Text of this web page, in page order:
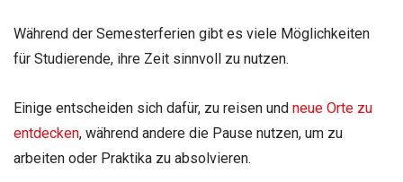
Während der Semesterferien gibt es viele Möglichkeiten
für Studierende, ihre Zeit sinnvoll zu nutzen.
Einige entscheiden sich dafür, zu reisen und neue Orte zu
entdecken, während andere die Pause nutzen, um zu
arbeiten oder Praktika zu absolvieren.